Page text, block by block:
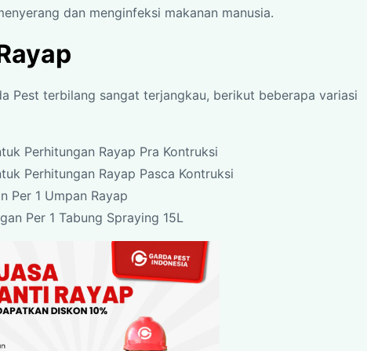
dan menginfeksi makanan manusia.
Pest terbilang sangat terjangkau, berikut beberapa variasi
Perhitungan Rayap Pra Kontruksi
Perhitungan Rayap Pasca Kontruksi
Per 1 Umpan Rayap
Per 1 Tabung Spraying 15L